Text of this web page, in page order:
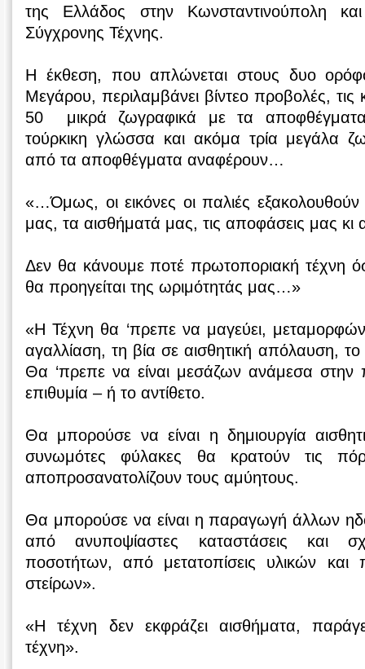
της Ελλάδος στην Κωνσταντινούπολη
Σύγχρονης Τέχνης.
Η έκθεση, που απλώνεται στους δυο
Μεγάρου, περιλαμβάνει βίντεο προβολές, τις
50 μικρά ζωγραφικά με τα αποφθέγματα
τούρκικη γλώσσα και ακόμα τρία μεγάλα
από τα αποφθέγματα αναφέρουν…
«…Όμως, οι εικόνες οι παλιές
μας, τα αισθήματά μας, τις αποφάσεις μας κι
Δεν θα κάνουμε ποτέ πρωτοποριακή τέχνη
θα προηγείται της ωριμότητάς μας…»
«Η Τέχνη θα ‘πρεπε να μαγεύει,
αγαλλίαση, τη βία σε αισθητική απόλαυση,
Θα ‘πρεπε να είναι μεσάζων ανάμεσα στην
επιθυμία – ή το αντίθετο.
Θα μπορούσε να είναι η δημιουργία
συνωμότες φύλακες θα κρατούν τις
αποπροσανατολίζουν τους αμύητους.
Θα μπορούσε να είναι η παραγωγή άλλων
από ανυποψίαστες καταστάσεις και
ποσοτήτων, από μετατοπίσεις υλικών και
στείρων».
«Η τέχνη δεν εκφράζει αισθήματα,
τέχνη».